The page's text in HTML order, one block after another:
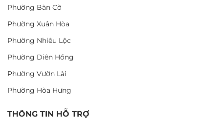
Phường Bàn Cờ
Phường Xuân Hòa
Phường Nhiêu Lộc
Phường Diên Hồng
Phường Vườn Lài
Phường Hòa Hưng
THÔNG TIN HỖ TRỢ